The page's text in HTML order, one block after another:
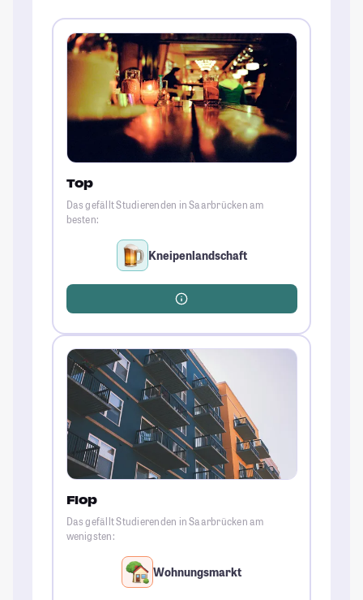
Top
Das gefällt Studierenden in Saarbrücken am
besten:
Kneipenlandschaft
Flop
Das gefällt Studierenden in Saarbrücken am
wenigsten:
Wohnungsmarkt